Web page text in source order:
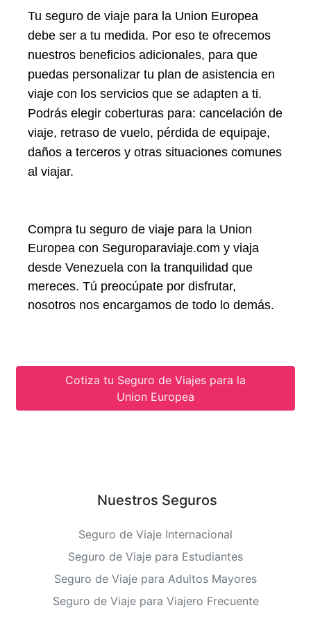
Tu seguro de viaje para la Union Europea
debe ser a tu medida. Por eso te ofrecemos
nuestros beneficios adicionales, para que
puedas personalizar tu plan de asistencia en
viaje con los servicios que se adapten a ti.
Podrás elegir coberturas para: cancelación de
viaje, retraso de vuelo, pérdida de equipaje,
daños a terceros y otras situaciones comunes
al viajar.
Compra tu seguro de viaje para la Union
Europea con Seguroparaviaje.com y viaja
desde Venezuela con la tranquilidad que
mereces. Tú preocúpate por disfrutar,
nosotros nos encargamos de todo lo demás.
Cotiza tu Seguro de Viajes para la
Union Europea
Nuestros Seguros
Seguro de Viaje Internacional
Seguro de Viaje para Estudiantes
Seguro de Viaje para Adultos Mayores
Seguro de Viaje para Viajero Frecuente